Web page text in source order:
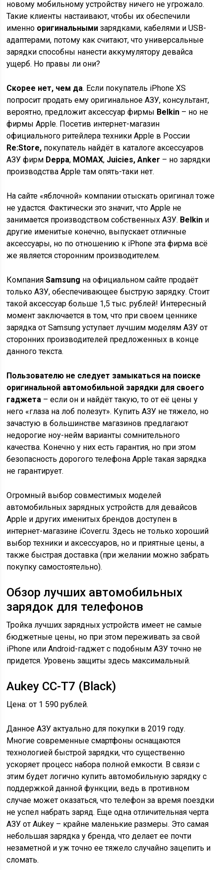
новому мобильному устройству ничего не угрожало.
Такие клиенты настаивают, чтобы их обеспечили
именно оригинальными зарядками, кабелями и USB-
адаптерами, потому как считают, что универсальные
зарядки способны нанести аккумулятору девайса
ущерб. Но правы ли они?
Скорее нет, чем да. Если покупатель iPhone XS
попросит продать ему оригинальное АЗУ, консультант,
вероятно, предложит аксессуар фирмы Belkin – но не
фирмы Apple. Посетив интернет-магазин
официального ритейлера техники Apple в России
Re:Store, покупатель найдёт в каталоге аксессуаров
АЗУ фирм Deppa, MOMAX, Juicies, Anker – но зарядки
производства Apple там опять-таки нет.
На сайте «яблочной» компании отыскать оригинал тоже
не удастся. Фактически это значит, что Apple не
занимается производством собственных АЗУ. Belkin и
другие именитые конечно, выпускает отличные
аксессуары, но по отношению к iPhone эта фирма всё
же является сторонним производителем.
КомпанияSamsung на официальном сайте продаёт
только АЗУ, обеспечивающее быструю зарядку. Стоит
такой аксессуар больше 1,5 тыс. рублей! Интересный
момент заключается в том, что при своем ценнике
зарядка от Samsung уступает лучшим моделям АЗУ от
сторонних производителей предложенных в конце
данного текста.
Пользователю не следует замыкаться на поиске
оригинальной автомобильной зарядки для своего
гаджета – если он и найдёт такую, то от её цены у
него «глаза на лоб полезут». Купить АЗУ не тяжело, но
зачастую в большинстве магазинов предлагают
недорогие ноу-нейм варианты сомнительного
качества. Конечно у них есть гарантия, но при этом
безопасность дорогого телефона Apple такая зарядка
не гарантирует.
Огромный выбор совместимых моделей
автомобильных зарядных устройств для девайсов
Apple и других именитых брендов доступен в
интернет-магазине iCover.ru. Здесь не только хороший
выбор техники и аксессуаров, но и приятные цены, а
также быстрая доставка (при желании можно забрать
покупку самостоятельно).
Обзор лучших автомобильных
зарядок для телефонов
Тройка лучших зарядных устройств имеет не самые
бюджетные цены, но при этом переживать за свой
iPhone или Android-гаджет с подобным АЗУ точно не
придется. Уровень защиты здесь максимальный.
Aukey CC-T7 (Black)
Цена: от 1 590 рублей.
Данное АЗУ актуально для покупки в 2019 году.
Многие современные смартфоны оснащаются
технологией быстрой зарядки, что существенно
ускоряет процесс набора полной емкости. В связи с
этим будет логично купить автомобильную зарядку с
поддержкой данной функции, ведь в противном
случае может оказаться, что телефон за время поездки
не успел набрать заряд. Еще одна отличительная черта
АЗУ от Aukey – крайне маленькие размеры. Это самая
небольшая зарядка у бренда, что делает ее почти
незаметной и уж точно ее тяжело случайно зацепить и
сломать.